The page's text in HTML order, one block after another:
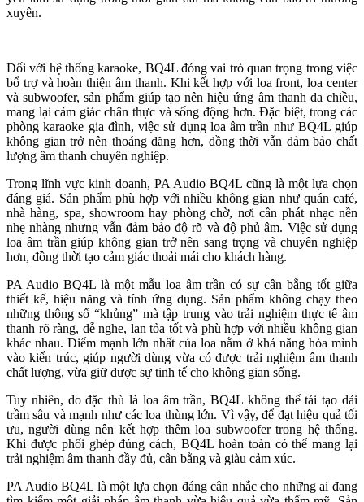
xuyên.
Đối với hệ thống karaoke, BQ4L đóng vai trò quan trọng trong việc
bổ trợ và hoàn thiện âm thanh. Khi kết hợp với loa front, loa center
và subwoofer, sản phẩm giúp tạo nên hiệu ứng âm thanh đa chiều,
mang lại cảm giác chân thực và sống động hơn. Đặc biệt, trong các
phòng karaoke gia đình, việc sử dụng loa âm trần như BQ4L giúp
không gian trở nên thoáng đãng hơn, đồng thời vẫn đảm bảo chất
lượng âm thanh chuyên nghiệp.
Trong lĩnh vực kinh doanh, PA Audio BQ4L cũng là một lựa chọn
đáng giá. Sản phẩm phù hợp với nhiều không gian như quán café,
nhà hàng, spa, showroom hay phòng chờ, nơi cần phát nhạc nền
nhẹ nhàng nhưng vẫn đảm bảo độ rõ và độ phủ âm. Việc sử dụng
loa âm trần giúp không gian trở nên sang trọng và chuyên nghiệp
hơn, đồng thời tạo cảm giác thoải mái cho khách hàng.
PA Audio BQ4L là một mẫu loa âm trần có sự cân bằng tốt giữa
thiết kế, hiệu năng và tính ứng dụng. Sản phẩm không chạy theo
những thông số “khủng” mà tập trung vào trải nghiệm thực tế âm
thanh rõ ràng, dễ nghe, lan tỏa tốt và phù hợp với nhiều không gian
khác nhau. Điểm mạnh lớn nhất của loa nằm ở khả năng hòa mình
vào kiến trúc, giúp người dùng vừa có được trải nghiệm âm thanh
chất lượng, vừa giữ được sự tinh tế cho không gian sống.
Tuy nhiên, do đặc thù là loa âm trần, BQ4L không thể tái tạo dải
trầm sâu và mạnh như các loa thùng lớn. Vì vậy, để đạt hiệu quả tối
ưu, người dùng nên kết hợp thêm loa subwoofer trong hệ thống.
Khi được phối ghép đúng cách, BQ4L hoàn toàn có thể mang lại
trải nghiệm âm thanh đầy đủ, cân bằng và giàu cảm xúc.
PA Audio BQ4L là một lựa chọn đáng cân nhắc cho những ai đang